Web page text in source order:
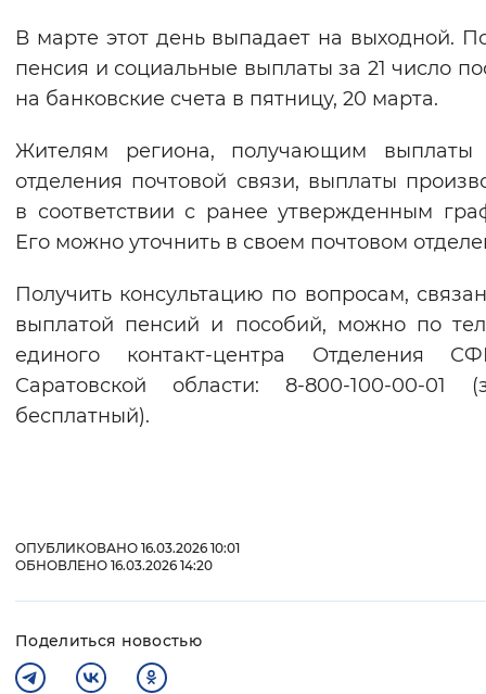
Изображения
Звуковой ассистент
Воспроизвести Остановить
Вернуть стандартные настройки
В марте этот день выпадает на выходной.
пенсия и социальные выплаты за 21 число
на банковские счета в пятницу, 20 марта.
Жителям региона, получающим выплаты
отделения почтовой связи, выплаты
в соответствии с ранее утвержденным
Его можно уточнить в своем почтовом
Получить консультацию по вопросам,
выплатой пенсий и пособий, можно по
единого контакт-центра Отделения
Саратовской области: 8-800-100-00-01
бесплатный).
ОПУБЛИКОВАНО 16.03.2026 10:01
ОБНОВЛЕНО 16.03.2026 14:20
Поделиться новостью